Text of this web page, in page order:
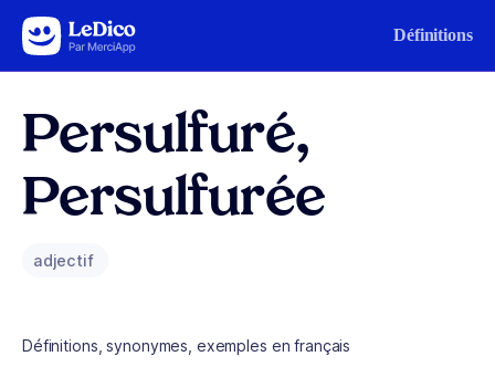
Aller au contenu Définitions
Persulfuré,
Persulfurée
adjectif
Définitions, synonymes, exemples en français